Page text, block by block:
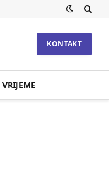
KONTAKT
VRIJEME